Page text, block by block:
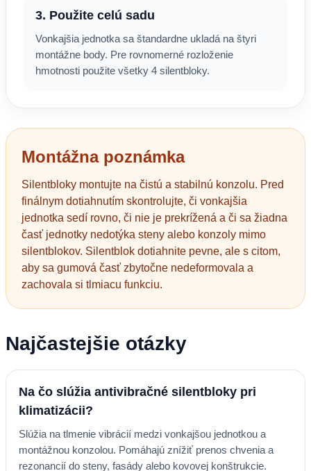
3. Použite celú sadu
Vonkajšia jednotka sa štandardne ukladá na štyri
montážne body. Pre rovnomerné rozloženie
hmotnosti použite všetky 4 silentbloky.
Montážna poznámka
Silentbloky montujte na čistú a stabilnú konzolu. Pred
finálnym dotiahnutím skontrolujte, či vonkajšia
jednotka sedí rovno, či nie je prekrížená a či sa žiadna
časť jednotky nedotýka steny alebo konzoly mimo
silentblokov. Silentblok dotiahnite pevne, ale s citom,
aby sa gumová časť zbytočne nedeformovala a
zachovala si tlmiacu funkciu.
Najčastejšie otázky
Na čo slúžia antivibračné silentbloky pri
klimatizácii?
Slúžia na tlmenie vibrácií medzi vonkajšou jednotkou a
montážnou konzolou. Pomáhajú znížiť prenos chvenia a
rezonancií do steny, fasády alebo kovovej konštrukcie.